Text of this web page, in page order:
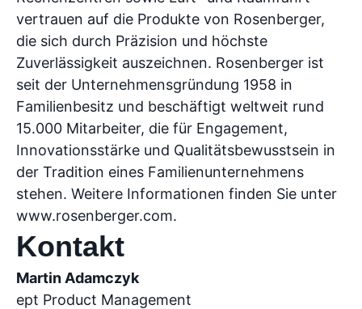
vertrauen auf die Produkte von Rosenberger,
die sich durch Präzision und höchste
Zuverlässigkeit auszeichnen. Rosenberger ist
seit der Unternehmensgründung 1958 in
Familienbesitz und beschäftigt weltweit rund
15.000 Mitarbeiter, die für Engagement,
Innovationsstärke und Qualitätsbewusstsein in
der Tradition eines Familienunternehmens
stehen. Weitere Informationen finden Sie unter
www.rosenberger.com.
Kontakt
Martin Adamczyk
ept Product Management